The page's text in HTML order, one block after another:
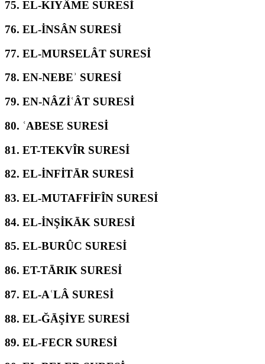
75. EL-KIYÂME SURESİ
76. EL-İNSÂN SURESİ
77. EL-MURSELÂT SURESİ
78. EN-NEBEʾ SURESİ
79. EN-NÂZİʿÂT SURESİ
80. ʿABESE SURESİ
81. ET-TEKVÎR SURESİ
82. EL-İNFİTĀR SURESİ
83. EL-MUTAFFİFÎN SURESİ
84. EL-İNŞİKĀK SURESİ
85. EL-BURÛC SURESİ
86. ET-TĀRIK SURESİ
87. EL-AʿLÂ SURESİ
88. EL-ĞĀŞİYE SURESİ
89. EL-FECR SURESİ